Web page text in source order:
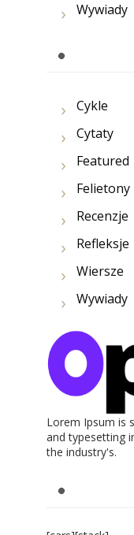
Wywiady
Cykle
Cytaty
Featured
Felietony
Recenzje
Refleksje
Wiersze
Wywiady
Lorem Ipsum is
and typesetting
the industry's.